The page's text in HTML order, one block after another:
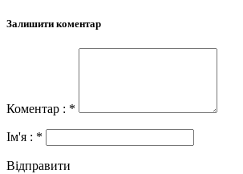
Залишити коментар
Коментар : *
Ім'я : *
Відправити